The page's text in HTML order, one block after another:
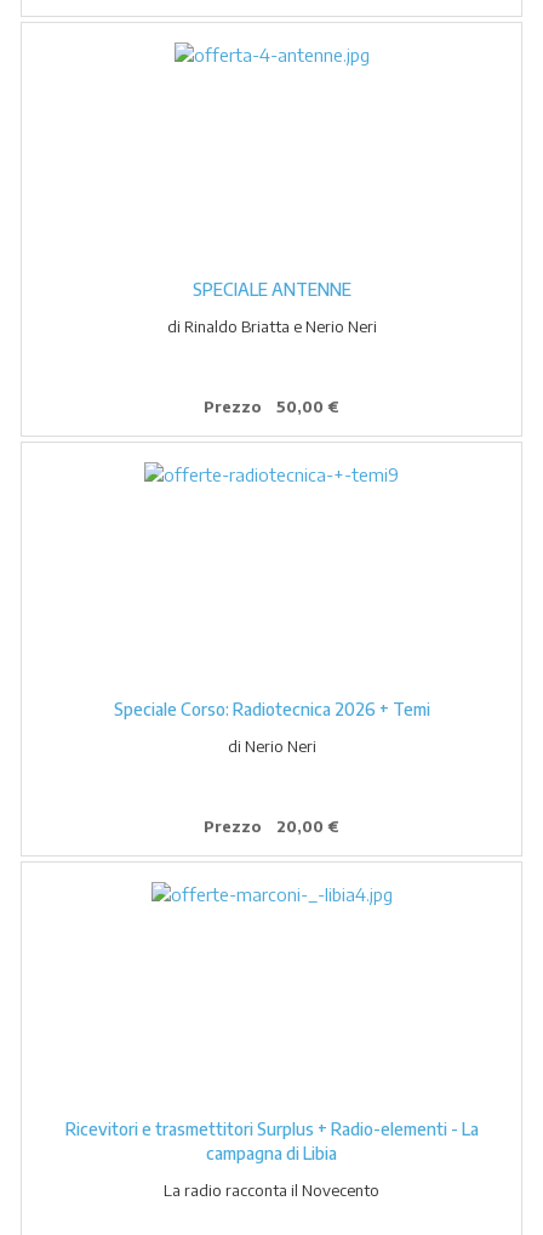
SPECIALE ANTENNE
di Rinaldo Briatta e Nerio Neri
Prezzo 50,00 €
Speciale Corso: Radiotecnica 2026 + Temi
di Nerio Neri
Prezzo 20,00 €
Ricevitori e trasmettitori Surplus + Radio-elementi - La
campagna di Libia
La radio racconta il Novecento